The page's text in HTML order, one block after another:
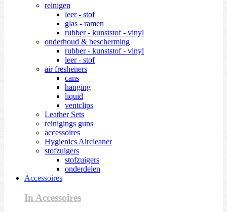
reinigen
leer - stof
glas - ramen
rubber - kunststof - vinyl
onderhoud & bescherming
rubber - kunststof - vinyl
leer - stof
air fresheners
cans
hanging
liquid
ventclips
Leather Sets
reinigings guns
accessoires
Hygienics Aircleaner
stofzuigers
stofzuigers
onderdelen
Accessoires
In Accessoires